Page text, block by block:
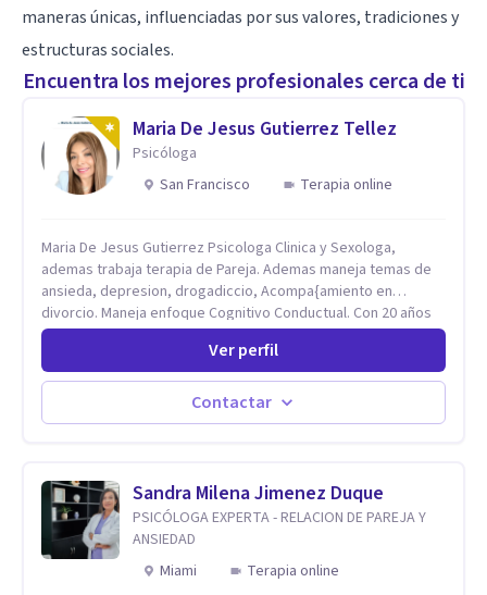
maneras únicas, influenciadas por sus valores, tradiciones y
estructuras sociales.
Encuentra los mejores profesionales cerca de ti
Maria De Jesus Gutierrez Tellez
Psicóloga
San Francisco
Terapia online
Maria De Jesus Gutierrez Psicologa Clinica y Sexologa,
ademas trabaja terapia de Pareja. Ademas maneja temas de
ansieda, depresion, drogadiccio, Acompa{amiento en
divorcio. Maneja enfoque Cognitivo Conductual. Con 20 años
de experiencia, constantemente capacitandose en las
diferntes areas de la Salud Mental.
Ver perfil
Contactar
Sandra Milena Jimenez Duque
PSICÓLOGA EXPERTA - RELACION DE PAREJA Y
ANSIEDAD
Miami
Terapia online